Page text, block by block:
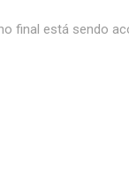
final está sendo